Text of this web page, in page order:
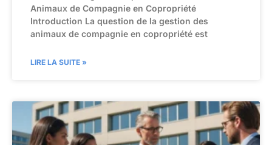
Animaux de Compagnie en Copropriété
Introduction La question de la gestion des
animaux de compagnie en copropriété est
LIRE LA SUITE »